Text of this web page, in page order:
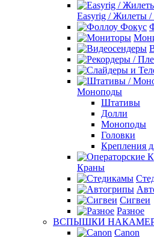
Easyrig / Жилеты /
Моноподы
Штативы
Долли
Моноподы
Головки
Крепления
Краны
Сигвеи
Разное
ВСПЫШКИ
Canon